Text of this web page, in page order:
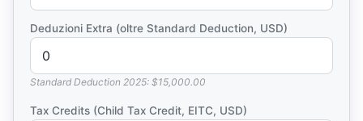
Deduzioni Extra (oltre Standard Deduction, USD)
Standard Deduction 2025: $15,000.00
Tax Credits (Child Tax Credit, EITC, USD)